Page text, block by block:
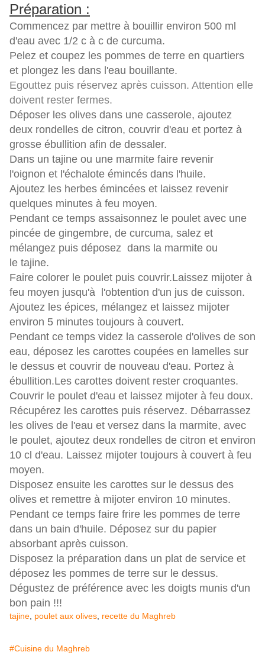
Préparation :
Commencez par mettre à bouillir environ 500 ml
d'eau avec 1/2 c à c de curcuma.
Pelez et coupez les pommes de terre en quartiers
et plongez les dans l'eau bouillante.
Egouttez puis réservez après cuisson. Attention elle
doivent rester fermes.
Déposer les olives dans une casserole, ajoutez
deux rondelles de citron, couvrir d'eau et portez à
grosse ébullition afin de dessaler.
Dans un tajine ou une marmite faire revenir
l'oignon et l'échalote émincés dans l'huile.
Ajoutez les herbes émincées et laissez revenir
quelques minutes à feu moyen.
Pendant ce temps assaisonnez le poulet avec une
pincée de gingembre, de curcuma, salez et
mélangez puis déposez dans la marmite ou
le tajine.
Faire colorer le poulet puis couvrir.Laissez mijoter à
feu moyen jusqu'à l'obtention d'un jus de cuisson.
Ajoutez les épices, mélangez et laissez mijoter
environ 5 minutes toujours à couvert.
Pendant ce temps videz la casserole d'olives de son
eau, déposez les carottes coupées en lamelles sur
le dessus et couvrir de nouveau d'eau. Portez à
ébullition.Les carottes doivent rester croquantes.
Couvrir le poulet d'eau et laissez mijoter à feu doux.
Récupérez les carottes puis réservez. Débarrassez
les olives de l'eau et versez dans la marmite, avec
le poulet, ajoutez deux rondelles de citron et environ
10 cl d'eau. Laissez mijoter toujours à couvert à feu
moyen.
Disposez ensuite les carottes sur le dessus des
olives et remettre à mijoter environ 10 minutes.
Pendant ce temps faire frire les pommes de terre
dans un bain d'huile. Déposez sur du papier
absorbant après cuisson.
Disposez la préparation dans un plat de service et
déposez les pommes de terre sur le dessus.
Dégustez de préférence avec les doigts munis d'un
bon pain !!!
tajine poulet aux olives recette du Maghreb
#Cuisine du Maghreb